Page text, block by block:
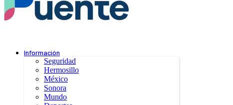
Información
Seguridad
Hermosillo
México
Sonora
Mundo